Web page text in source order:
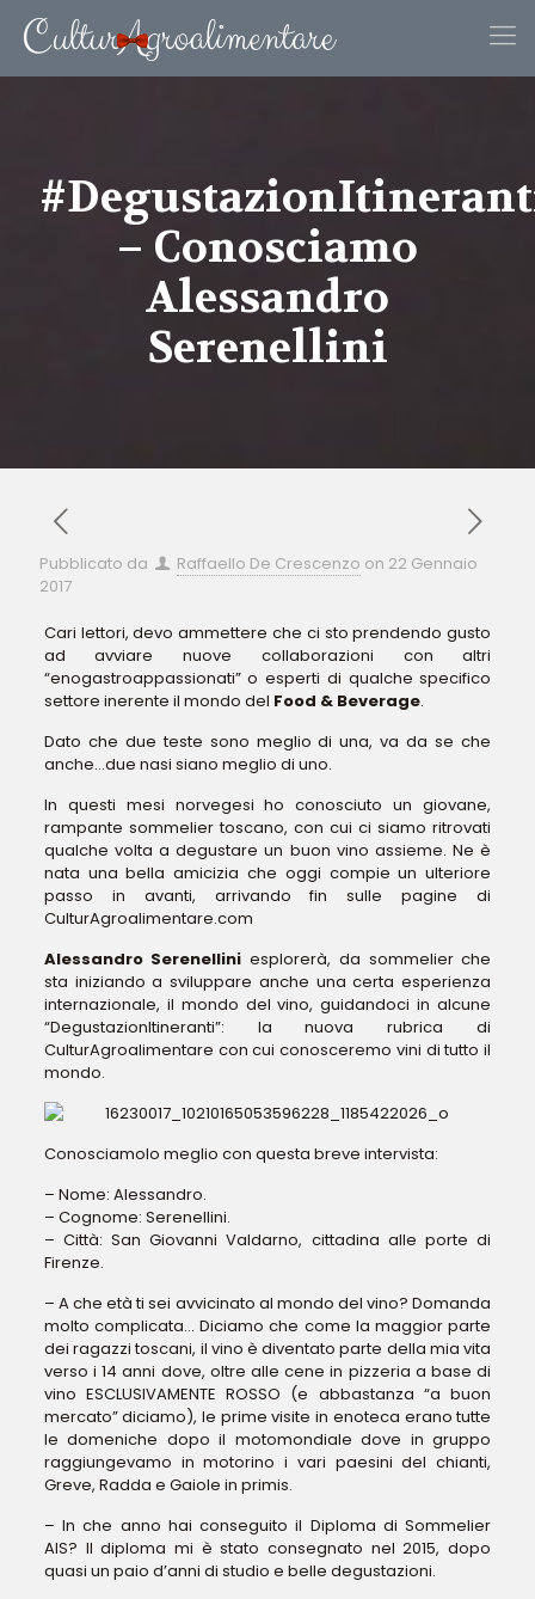
– Conosciamo
Alessandro
Serenellini
Pubblicato da Raffaello De Crescenzo on 22 Gennaio
2017
Cari lettori, devo ammettere che ci sto prendendo gusto
ad avviare nuove collaborazioni con altri
“enogastroappassionati” o esperti di qualche specifico
settore inerente il mondo del Food & Beverage.
Dato che due teste sono meglio di una, va da se che
anche…due nasi siano meglio di uno.
In questi mesi norvegesi ho conosciuto un giovane,
rampante sommelier toscano, con cui ci siamo ritrovati
qualche volta a degustare un buon vino assieme. Ne è
nata una bella amicizia che oggi compie un ulteriore
passo in avanti, arrivando fin sulle pagine di
CulturAgroalimentare.com
Alessandro Serenellini esplorerà, da sommelier che
sta iniziando a sviluppare anche una certa esperienza
internazionale, il mondo del vino, guidandoci in alcune
“DegustazionItineranti”: la nuova rubrica di
CulturAgroalimentare con cui conosceremo vini di tutto il
mondo.
Conosciamolo meglio con questa breve intervista:
– Nome: Alessandro.
– Cognome: Serenellini.
– Città: San Giovanni Valdarno, cittadina alle porte di
Firenze.
– A che età ti sei avvicinato al mondo del vino? Domanda
molto complicata… Diciamo che come la maggior parte
dei ragazzi toscani, il vino è diventato parte della mia vita
verso i 14 anni dove, oltre alle cene in pizzeria a base di
vino ESCLUSIVAMENTE ROSSO (e abbastanza “a buon
mercato” diciamo), le prime visite in enoteca erano tutte
le domeniche dopo il motomondiale dove in gruppo
raggiungevamo in motorino i vari paesini del chianti,
Greve, Radda e Gaiole in primis.
– In che anno hai conseguito il Diploma di Sommelier
AIS? Il diploma mi è stato consegnato nel 2015, dopo
quasi un paio d’anni di studio e belle degustazioni.